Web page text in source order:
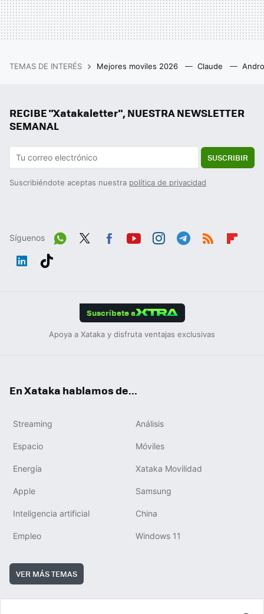
TEMAS DE INTERÉS Mejores moviles 2026 Claude
RECIBE "Xatakaletter", NUESTRA NEWSLETTER
SEMANAL
SUSCRIBIR
Suscribiéndote aceptas nuestra política de privacidad
Síguenos
Wh
Suscríbete a
Apoya a Xataka y disfruta ventajas exclusivas
En Xataka hablamos de...
Streaming Análisis
Espacio Móviles
Energía Xataka Movilidad
Apple Samsung
Inteligencia artificial China
Empleo Windows 11
VER MÁS TEMAS